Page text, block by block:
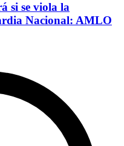
si se viola la
Nacional: AMLO